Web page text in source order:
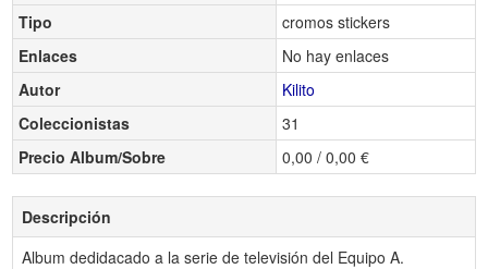
Tipo
cromos stickers
Enlaces
No hay enlaces
Autor
Kilito
Coleccionistas
31
Precio Album/Sobre
0,00 / 0,00 €
Descripción
Album dedidacado a la serie de televisión del Equipo A.